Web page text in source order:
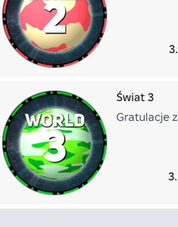
Świat 3
Gratulacje